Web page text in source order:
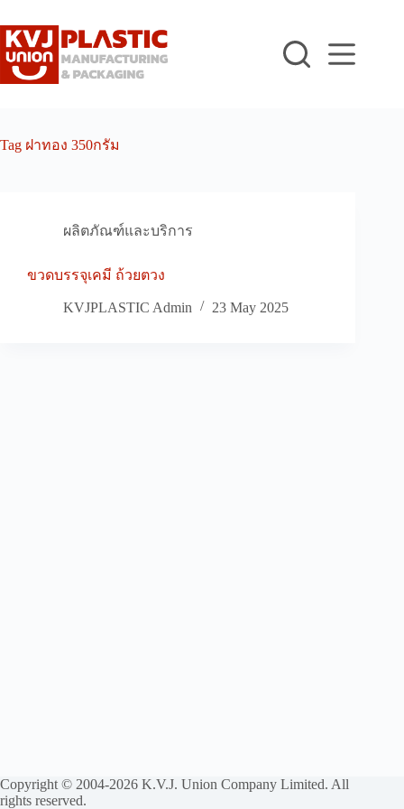
to
content
Tag ฝาทอง 350กรัม
ผลิตภัณฑ์และบริการ
ขวดบรรจุเคมี ถ้วยตวง
KVJPLASTIC Admin 23 May 2025
Copyright © 2004-2026 K.V.J. Union Company Limited. All
rights reserved.